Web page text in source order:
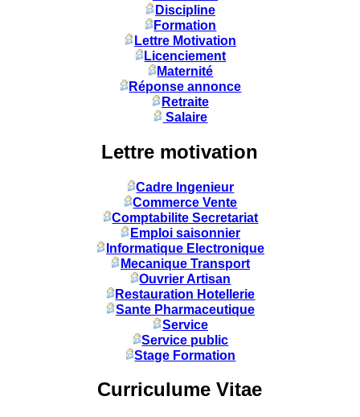
Discipline
Formation
Lettre Motivation
Licenciement
Maternité
Réponse annonce
Retraite
Salaire
Lettre motivation
Cadre Ingenieur
Commerce Vente
Comptabilite Secretariat
Emploi saisonnier
Informatique Electronique
Mecanique Transport
Ouvrier Artisan
Restauration Hotellerie
Sante Pharmaceutique
Service
Service public
Stage Formation
Curriculume Vitae